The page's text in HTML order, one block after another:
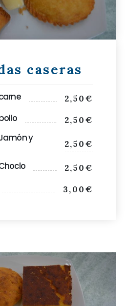
caseras
2,50€
2,50€
y
2,50€
2,50€
3,00€